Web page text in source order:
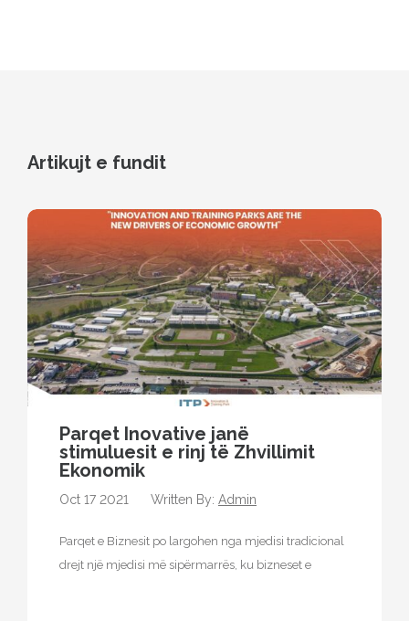
Artikujt e fundit
Parqet Inovative janë
stimuluesit e rinj të Zhvillimit
Ekonomik
Oct 17 2021 Written By: Admin
Parqet e Biznesit po largohen nga mjedisi tradicional
drejt një mjedisi më sipërmarrës, ku bizneset e